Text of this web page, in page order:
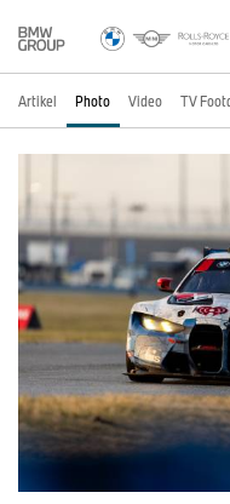
Artikel Photo Video TV